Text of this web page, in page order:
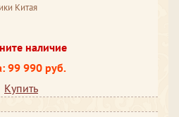
Китая
наличие
99 990 руб.
Купить